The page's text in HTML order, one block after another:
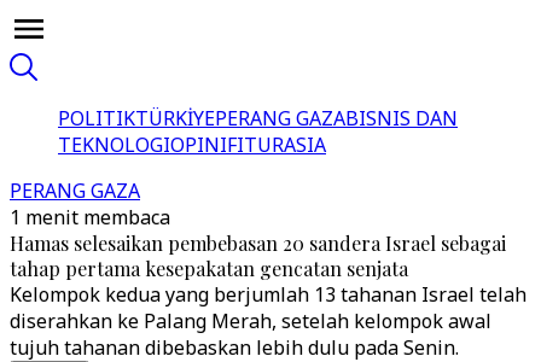
POLITIKTÜRKİYEPERANG GAZABISNIS DAN
TEKNOLOGIOPINIFITURASIA
PERANG GAZA
1 menit membaca
Hamas selesaikan pembebasan 20 sandera Israel sebagai
tahap pertama kesepakatan gencatan senjata
Kelompok kedua yang berjumlah 13 tahanan Israel telah
diserahkan ke Palang Merah, setelah kelompok awal
tujuh tahanan dibebaskan lebih dulu pada Senin.